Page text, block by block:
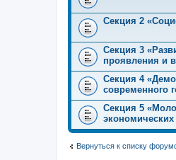
Секция 2
Секция 3
проявления и
Секция 4
современного
Секция 5
Вернуться к списку